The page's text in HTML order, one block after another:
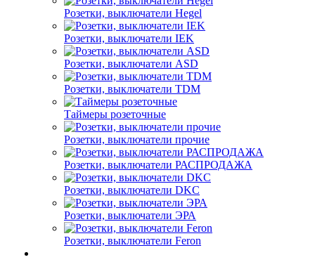
Розетки, выключатели Hegel
Розетки, выключатели IEK
Розетки, выключатели ASD
Розетки, выключатели TDM
Таймеры розеточные
Розетки, выключатели прочие
Розетки, выключатели РАСПРОДАЖА
Розетки, выключатели DKC
Розетки, выключатели ЭРА
Розетки, выключатели Feron